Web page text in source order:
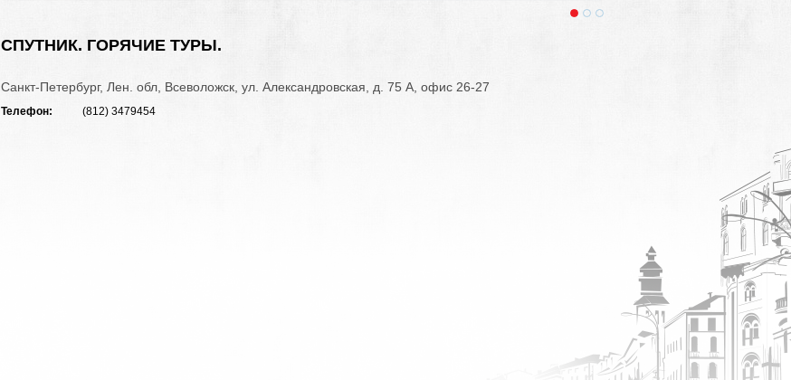
СПУТНИК. ГОРЯЧИЕ ТУРЫ.
Санкт-Петербург, Лен. обл, Всеволожск, ул. Александровская, д. 75 А, офис 26-27
Телефон: (812) 3479454